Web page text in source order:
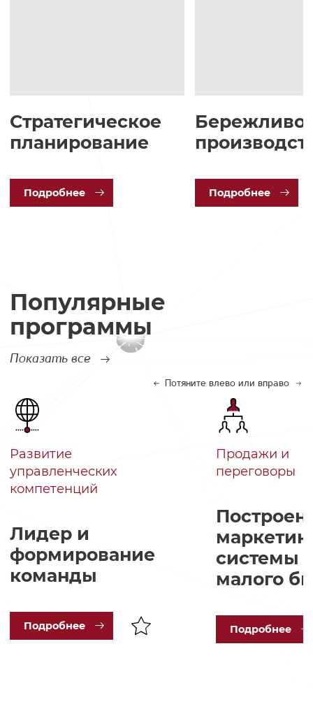
Стратегическое
планирование
Подробнее Подробнее
Популярные
программы
Показать все
Потяните влево или вправо
Развитие
управленческих
компетенций
Лидер и
формирование
команды
Подробнее
Продажи и
переговоры
системы
малого
Подробнее